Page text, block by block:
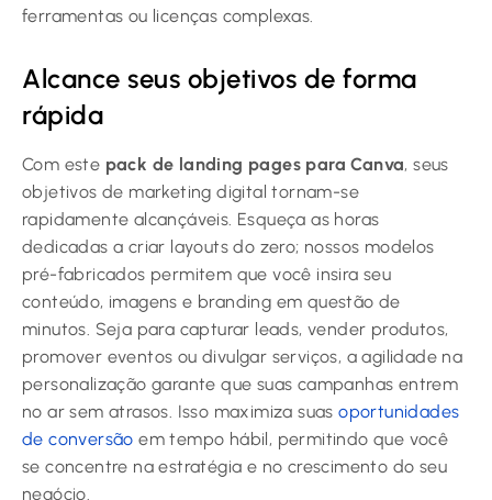
ferramentas ou licenças complexas.
Alcance seus objetivos de forma
rápida
Com este pack de landing pages para Canva, seus
objetivos de marketing digital tornam-se
rapidamente alcançáveis. Esqueça as horas
dedicadas a criar layouts do zero; nossos modelos
pré-fabricados permitem que você insira seu
conteúdo, imagens e branding em questão de
minutos. Seja para capturar leads, vender produtos,
promover eventos ou divulgar serviços, a agilidade na
personalização garante que suas campanhas entrem
no ar sem atrasos. Isso maximiza suasoportunidades
de conversão em tempo hábil, permitindo que você
se concentre na estratégia e no crescimento do seu
negócio.